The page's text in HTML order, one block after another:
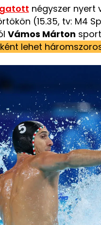
négyszer nyert
(15.35, tv: M4
Vámos Márton
lehet